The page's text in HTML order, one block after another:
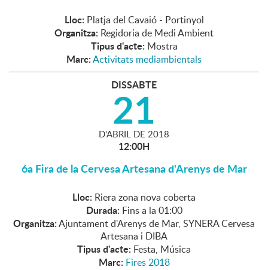
Lloc: Platja del Cavaió - Portinyol
Organitza: Regidoria de Medi Ambient
Tipus d'acte: Mostra
Marc:Activitats mediambientals
DISSABTE
21
D'ABRIL DE 2018
12:00H
6a Fira de la Cervesa Artesana d'Arenys de Mar
Lloc: Riera zona nova coberta
Durada: Fins a la 01:00
Organitza:Ajuntament d'Arenys de Mar, SYNERA Cervesa
Artesana i DIBA
Tipus d'acte: Festa, Música
Marc: Fires 2018